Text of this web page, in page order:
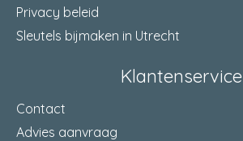
Privacy beleid
Sleutels bijmaken in Utrecht
Klantenservice
Contact
Advies aanvraag